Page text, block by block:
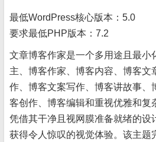
最低WordPress核心版本： 5.0
要求最低PHP版本： 7.2
文章博客作家是一个多用途且最小
主、博客作家、博客内容、博客文
作、博客文案写作、博客讲故事、
客创作、博客编辑和重视优雅和复
凭借其干净且视网膜准备就绪的设
获得令人惊叹的视觉体验。该主题